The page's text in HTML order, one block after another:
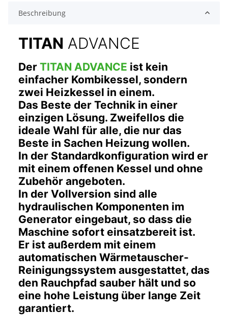
Beschreibung
TITAN ADVANCE
Der TITAN ADVANCE ist kein
einfacher Kombikessel, sondern
zwei Heizkessel in einem.
Das Beste der Technik in einer
einzigen Lösung. Zweifellos die
ideale Wahl für alle, die nur das
Beste in Sachen Heizung wollen.
In der Standardkonfiguration wird er
mit einem offenen Kessel und ohne
Zubehör angeboten.
In der Vollversion sind alle
hydraulischen Komponenten im
Generator eingebaut, so dass die
Maschine sofort einsatzbereit ist.
Er ist außerdem mit einem
automatischen Wärmetauscher-
Reinigungssystem ausgestattet, das
den Rauchpfad sauber hält und so
eine hohe Leistung über lange Zeit
garantiert.